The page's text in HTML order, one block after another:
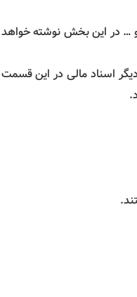
مورد نیاز٬ تعداد پرسنل مورد نیاز و … در این بخش نوشته خواهد
دستمزد های پرسنل و دیگر اسناد مالی در این قسمت